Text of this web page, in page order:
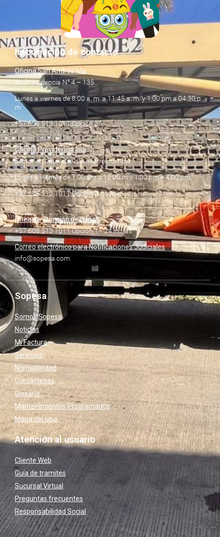
Información de contacto
Oficina San Andrés Isla
Av. Providencia N° 4 – 135
Lunes a viernes de 8:00 a. m. a 11:45 a. m. y 1:00 pm a 04:30 p.
m.
+57 608 513 1011 Opción 2
Oficina Providencia Isla
Sector el Caballete, Isla de Providencia
Lunes a viernes de 7:00 am a 12:00 m y 1:00 pm a 4:00 pm
+57 608 513 1011 Opción 2
Línea de atención de daños
+57 608 513 1011 Opción 1– 24 Horas
Correo electrónico para Notificaciones Judiciales
info@sopesa.com
Sopesa
Somos Sopesa
Noticias
Mi Factura
Servicios
Normatividad
Contáctenos
Glosario
Mantenimientos Programados
Mapa del sitio
Atención al usuario
Cliente Web
Guía de tramites
Sucursal Virtual
Preguntas frecuentes
Responsabilidad Social